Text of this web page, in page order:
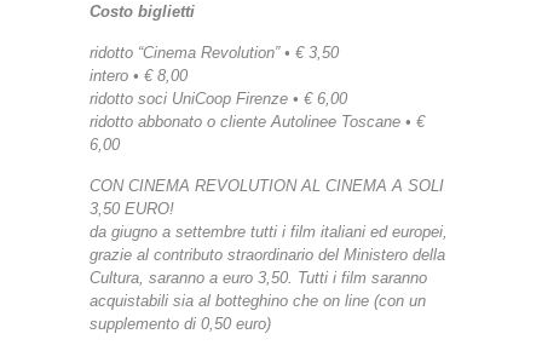
Costo biglietti
ridotto “Cinema Revolution” • € 3,50
intero • € 8,00
ridotto soci UniCoop Firenze • € 6,00
ridotto abbonato o cliente Autolinee Toscane • €
6,00
CON CINEMA REVOLUTION AL CINEMA A SOLI
3,50 EURO!
da giugno a settembre tutti i film italiani ed europei,
grazie al contributo straordinario del Ministero della
Cultura, saranno a euro 3,50. Tutti i film saranno
acquistabili sia al botteghino che on line (con un
supplemento di 0,50 euro)